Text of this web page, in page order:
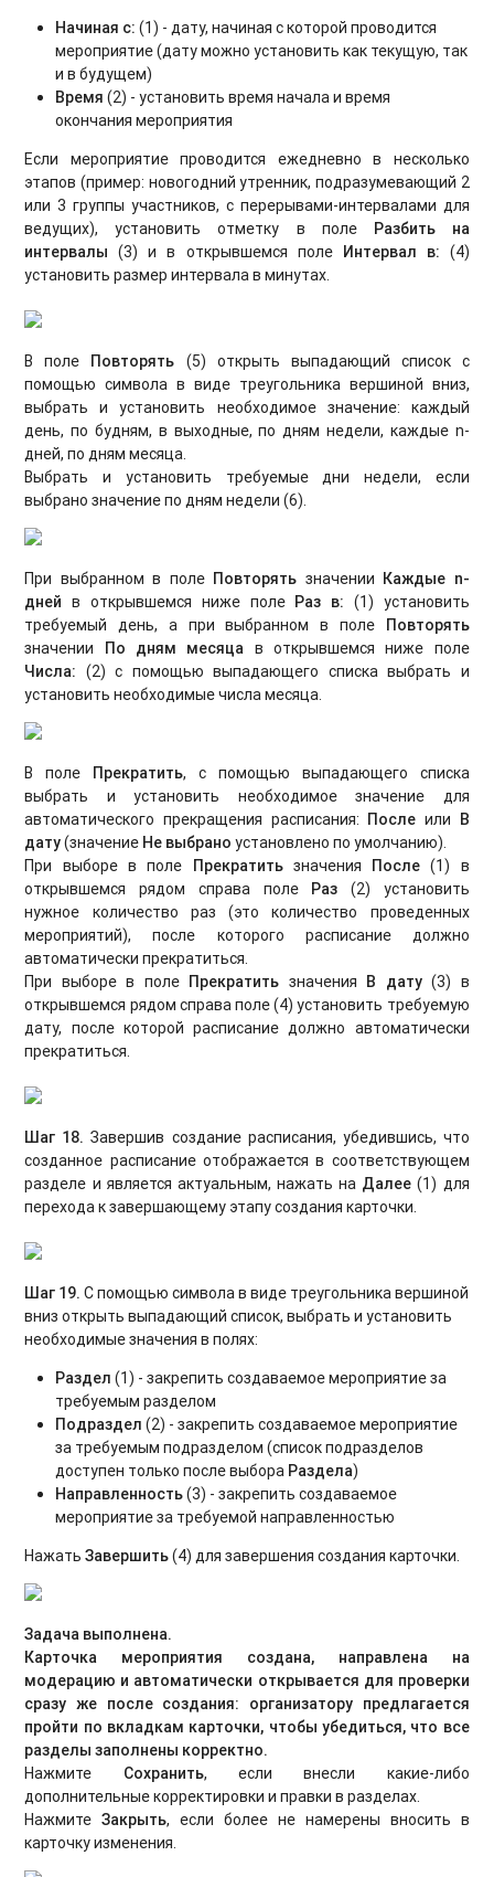
Начиная с:(1) - дату, начиная с которой проводится
мероприятие (дату можно установить как текущую, так
и в будущем)
Время(2) - установить время начала и время
окончания мероприятия
Если мероприятие проводится ежедневно в несколько
этапов (пример: новогодний утренник, подразумевающий 2
или 3 группы участников, с перерывами-интервалами для
ведущих), установить отметку в поле Разбить на
интервалы(3) и в открывшемся поле Интервал в: (4)
установить размер интервала в минутах.
В поле Повторять (5) открыть выпадающий список с
помощью символа в виде треугольника вершиной вниз,
выбрать и установить необходимое значение: каждый
день, по будням, в выходные, по дням недели, каждые n-
дней, по дням месяца.
Выбрать и установить требуемые дни недели, если
выбрано значение по дням недели (6).
При выбранном в поле Повторять значении Каждые n-
дней в открывшемся ниже поле Раз в: (1) установить
требуемый день, а при выбранном в поле Повторять
значении По дням месяца в открывшемся ниже поле
Числа: (2) с помощью выпадающего списка выбрать и
установить необходимые числа месяца.
В поле Прекратить, с помощью выпадающего списка
выбрать и установить необходимое значение для
автоматического прекращения расписания: После или В
дату(значение Не выбрано установлено по умолчанию).
При выборе в поле Прекратитьзначения После(1) в
открывшемся рядом справа поле Раз (2) установить
нужное количество раз (это количество проведенных
мероприятий), после которого расписание должно
автоматически прекратиться.
При выборе в поле Прекратить значения В дату(3) в
открывшемся рядом справа поле (4) установить требуемую
дату, после которой расписание должно автоматически
прекратиться.
Шаг 18.Завершив создание расписания, убедившись, что
созданное расписание отображается в соответствующем
разделе и является актуальным, нажать на Далее (1) для
перехода к завершающему этапу создания карточки.
Шаг 19.Спомощью символа в виде треугольника вершиной
вниз открыть выпадающий список, выбрать и установить
необходимые значения в полях:
Раздел(1) - закрепить создаваемое мероприятие за
требуемым разделом
Подраздел (2) - закрепить создаваемое мероприятие
за требуемым подразделом (список подразделов
доступен только после выбора Раздела)
Направленность(3) - закрепить создаваемое
мероприятие за требуемой направленностью
НажатьЗавершить(4) для завершения создания карточки.
Задача выполнена.
Карточка мероприятия создана, направлена на
модерацию и автоматически открывается для проверки
сразу же после создания: организатору предлагается
пройти по вкладкам карточки, чтобы убедиться, что все
разделы заполнены корректно.
Нажмите Сохранить, если внесли какие-либо
дополнительные корректировки и правки в разделах.
НажмитеЗакрыть, если более не намерены вносить в
карточку изменения.